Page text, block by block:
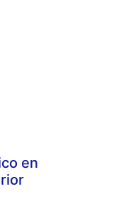
en